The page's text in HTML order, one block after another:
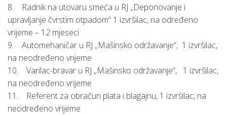
8. Radnik na utovaru smeća u RJ „Deponovanje i
upravljanje čvrstim otpadom“ 1 izvršilac, na određeno
vrijeme – 12 mjeseci
9. Automehaničar u RJ „Mašinsko održavanje“, 1 izvršilac,
na neodređeno vrijeme
10. Varilac-bravar u RJ „Mašinsko održavanje“, 1 izvršilac,
na neodređeno vrijeme
11. Referent za obračun plata i blagajnu, 1 izvršilac, na
neodređeno vrijeme